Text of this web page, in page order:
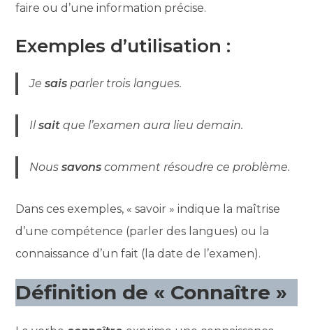
faire ou d’une information précise.
Exemples d’utilisation :
Jesais parler trois langues.
Ilsait que l’examen aura lieu demain.
Noussavons comment résoudre ce problème.
Dans ces exemples, « savoir » indique la maîtrise
d’une compétence (parler des langues) ou la
connaissance d’un fait (la date de l’examen).
Définition de « Connaître »